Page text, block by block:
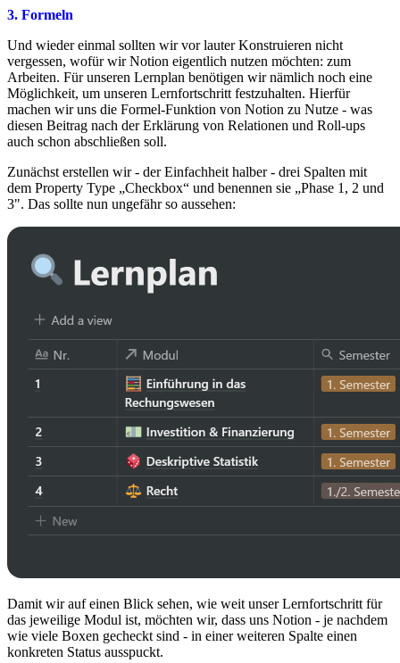
3. Formeln
Und wieder einmal sollten wir vor lauter Konstruieren nicht
vergessen, wofür wir Notion eigentlich nutzen möchten: zum
Arbeiten. Für unseren Lernplan benötigen wir nämlich noch eine
Möglichkeit, um unseren Lernfortschritt festzuhalten. Hierfür
machen wir uns die Formel-Funktion von Notion zu Nutze - was
diesen Beitrag nach der Erklärung von Relationen und Roll-ups
auch schon abschließen soll.
Zunächst erstellen wir - der Einfachheit halber - drei Spalten mit
dem Property Type „Checkbox“ und benennen sie „Phase 1, 2 und
3". Das sollte nun ungefähr so aussehen:
Damit wir auf einen Blick sehen, wie weit unser Lernfortschritt für
das jeweilige Modul ist, möchten wir, dass uns Notion - je nachdem
wie viele Boxen gecheckt sind - in einer weiteren Spalte einen
konkreten Status ausspuckt.